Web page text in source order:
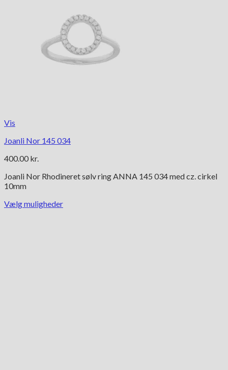
Vis
Joanli Nor 145 034
400.00 kr.
Joanli Nor Rhodineret sølv ring ANNA 145 034 med cz. cirkel
10mm
Vælg muligheder